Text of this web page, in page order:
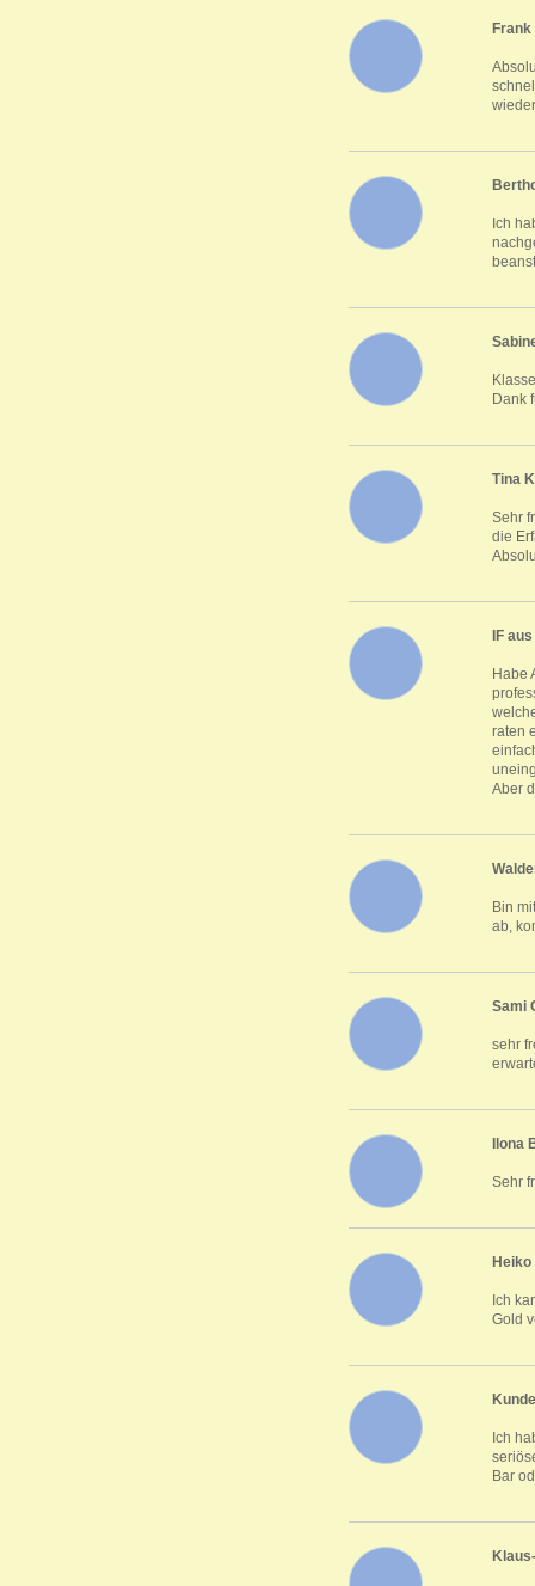
Ich
Dank
Tina
Sehr
die
IF
Habe
raten
Aber
Bin
ab,
Sami
sehr
Ilona
Sehr
Heiko
Ich
Gold
Ich
Bar